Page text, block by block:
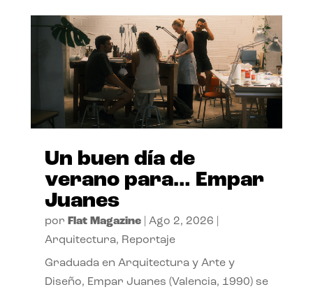
Un buen día de
verano para… Empar
Juanes
por Flat Magazine| Ago 2, 2026
Arquitectura, Reportaje
Graduada en Arquitectura y Arte y
Diseño, Empar Juanes (Valencia, 1990) se